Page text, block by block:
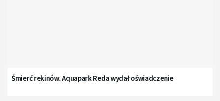
Śmierć rekinów. Aquapark Reda wydał oświadczenie